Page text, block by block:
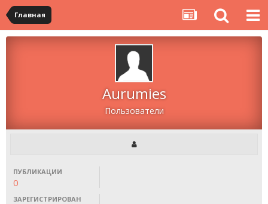
Главная
Aurumies
Пользователи
ПУБЛИКАЦИИ
0
ЗАРЕГИСТРИРОВАН